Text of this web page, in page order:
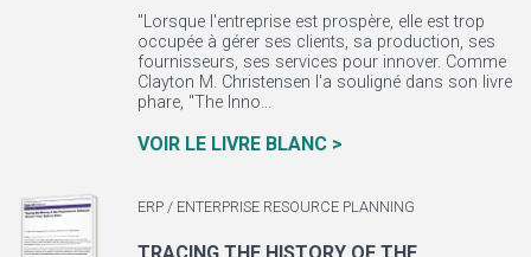
"Lorsque l'entreprise est prospère, elle est trop
occupée à gérer ses clients, sa production, ses
fournisseurs, ses services pour innover. Comme
Clayton M. Christensen l'a souligné dans son livre
phare, "The Inno...
VOIR LE LIVRE BLANC >
ERP / ENTERPRISE RESOURCE PLANNING